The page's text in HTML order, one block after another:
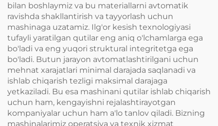
bilan boshlaymiz va bu materiallarni avtomatik
ravishda shakllantirish va tayyorlash uchun
mashinaga uzatamiz. Ilg'or kesish texnologiyasi
tufayli yaratilgan qutilar eng aniq o'lchamlarga ega
bo'ladi va eng yuqori struktural integritetga ega
bo'ladi. Butun jarayon avtomatlashtirilgani uchun
mehnat xarajatlari minimal darajada saqlanadi va
ishlab chiqarish tezligi maksimal darajaga
yetkaziladi. Bu esa mashinani qutilar ishlab chiqarish
uchun ham, kengayishni rejalashtirayotgan
kompaniyalar uchun ham a'lo tanlov qiladi. Bizning
mashinalarimiz operatsiya va texnik xizmat